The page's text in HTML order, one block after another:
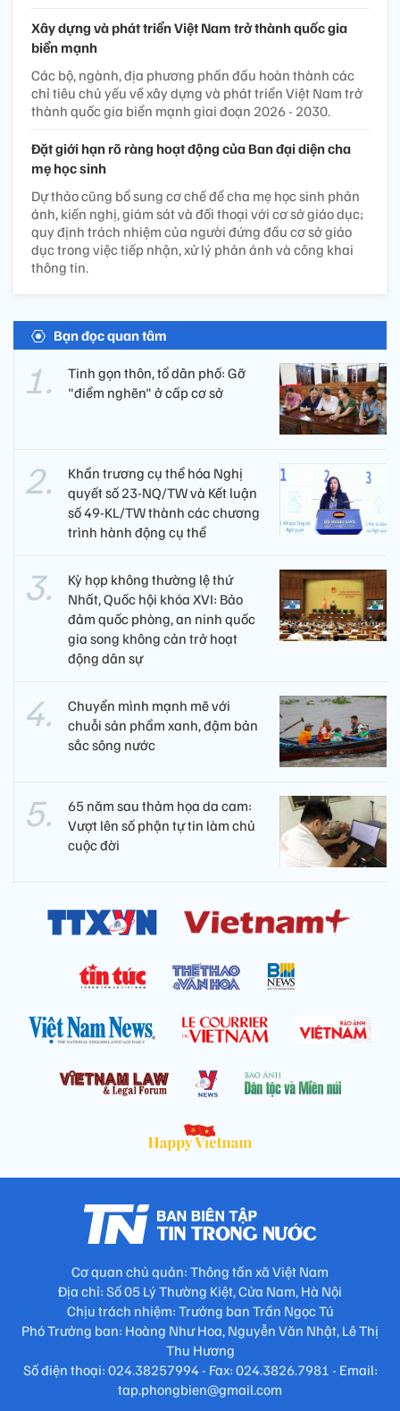
Xây dựng và phát triển Việt Nam trở thành quốc gia
biển mạnh
Các bộ, ngành, địa phương phấn đấu hoàn thành các
chỉ tiêu chủ yếu về xây dựng và phát triển Việt Nam trở
thành quốc gia biển mạnh giai đoạn 2026 - 2030.
Đặt giới hạn rõ ràng hoạt động của Ban đại diện cha
mẹ học sinh
Dự thảo cũng bổ sung cơ chế để cha mẹ học sinh phản
ánh, kiến nghị, giám sát và đối thoại với cơ sở giáo dục;
quy định trách nhiệm của người đứng đầu cơ sở giáo
dục trong việc tiếp nhận, xử lý phản ánh và công khai
thông tin.
Bạn đọc quan tâm
Tinh gọn thôn, tổ dân phố: Gỡ
"điểm nghẽn" ở cấp cơ sở
Khẩn trương cụ thể hóa Nghị
quyết số 23-NQ/TW và Kết luận
số 49-KL/TW thành các chương
trình hành động cụ thể
Kỳ họp không thường lệ thứ
Nhất, Quốc hội khóa XVI: Bảo
đảm quốc phòng, an ninh quốc
gia song không cản trở hoạt
động dân sự
Chuyển mình mạnh mẽ với
chuỗi sản phẩm xanh, đậm bản
sắc sông nước
65 năm sau thảm họa da cam:
Vượt lên số phận tự tin làm chủ
cuộc đời
Cơ quan chủ quản: Thông tấn xã Việt Nam
Địa chỉ: Số 05 Lý Thường Kiệt, Cửa Nam, Hà Nội
Chịu trách nhiệm: Trưởng ban Trần Ngọc Tú
Phó Trưởng ban: Hoàng Như Hoa, Nguyễn Văn Nhật, Lê Thị
Thu Hương
Số điện thoại: 024.38257994 - Fax: 024.3826.7981 - Email:
tap.phongbien@gmail.com